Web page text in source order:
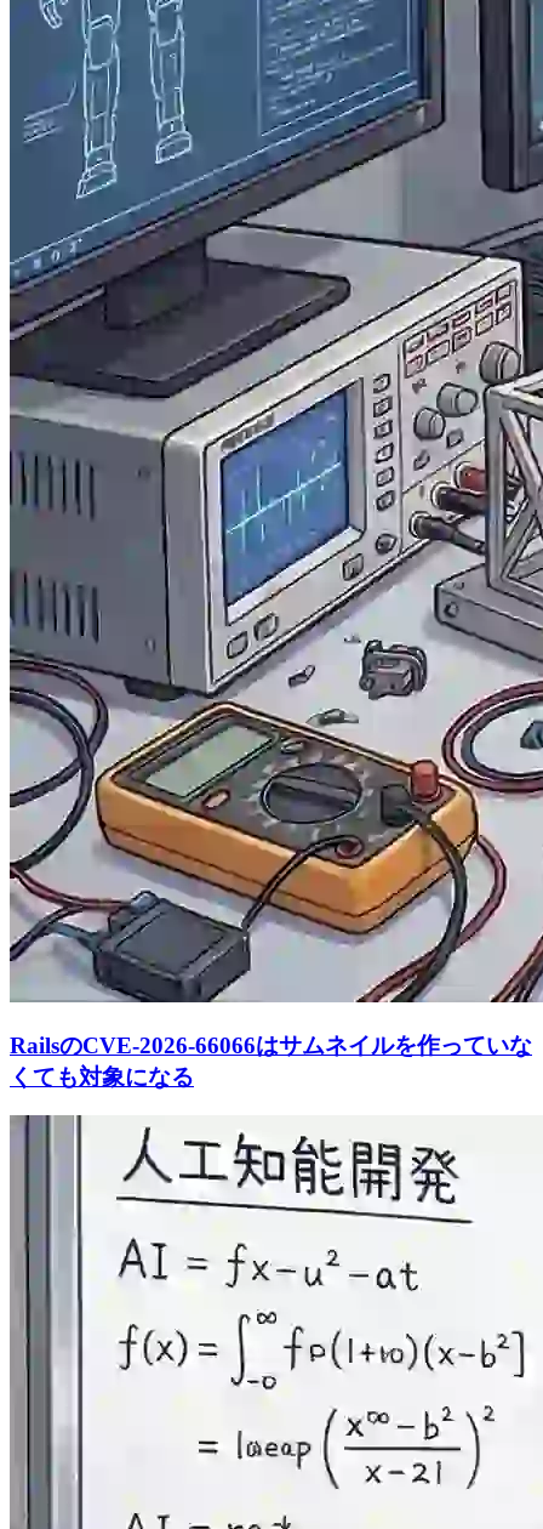
RailsのCVE-2026-66066はサムネイルを作っていな
くても対象になる